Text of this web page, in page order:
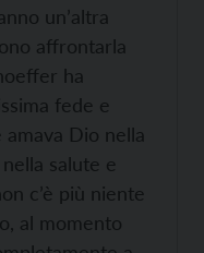
un’altra
affrontarla
ha
fede e
Dio nella
salute e
c’è più niente
al momento